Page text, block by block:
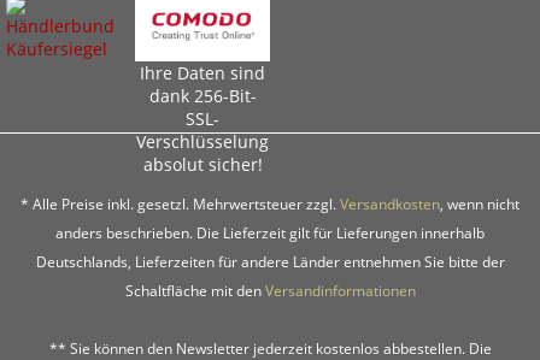
Ihre Daten sind
dank 256-Bit-
SSL-
Verschlüsselung
absolut sicher!
* Alle Preise inkl. gesetzl. Mehrwertsteuer zzgl.Versandkosten, wenn nicht
anders beschrieben. Die Lieferzeit gilt für Lieferungen innerhalb
Deutschlands, Lieferzeiten für andere Länder entnehmen Sie bitte der
Schaltfläche mit denVersandinformationen
** Sie können den Newsletter jederzeit kostenlos abbestellen. Die